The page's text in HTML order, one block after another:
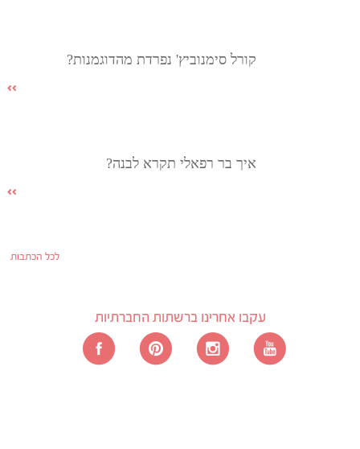
קורל סימנוביץ' נפרדת מהדוגמנות?
איך בר רפאלי תקרא לבנה?
לכל הכתבות
עקבו אחרינו ברשתות החברתיות